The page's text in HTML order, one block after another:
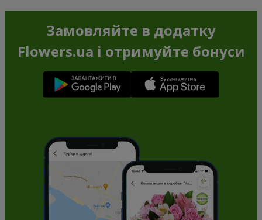
Замовляйте в додатку
Flowers.ua і отримуйте бонуси